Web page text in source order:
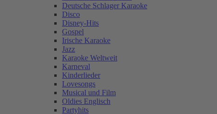
Deutsche Schlager Karaoke
Disco
Disney-Hits
Gospel
Irische Karaoke
Jazz
Karaoke Weltweit
Karneval
Kinderlieder
Lovesongs
Musical und Film
Oldies Englisch
Partyhits